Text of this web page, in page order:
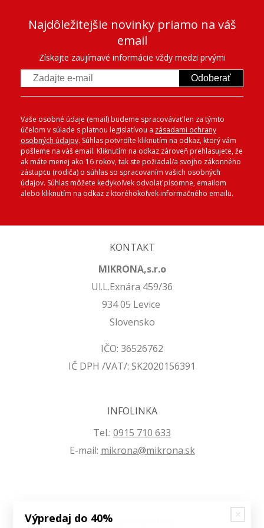
Najdôležitejšie novinky priamo na váš
email
Získajte zaujímavé informácie vždy medzi prvými
Odoberať
Vaše osobné údaje (email) budeme spracovávať len za týmto
účelom v súlade s platnou legislatívou a zásadami ochrany
osobných údajov. Súhlas potvrdíte kliknutím na odkaz, ktorý vám
pošleme na váš email. Kliknutím na odkaz zároveň prehlasujete, že
ak máte menej ako 16 rokov, tak ste požiadal/a svojho zákonného
zástupcu (rodiča) o súhlas so spracovaním vašich osobných
údajov. Súhlas môžete kedykoľvek odvolať písomne, emailom
alebo kliknutím na odkaz z ktoréhokoľvek informačného emailu.
KONTAKT
MIKRONA,s.r.o
Ul.L.Exnára 459/36
934 05 Levice
Slovensko
IČO: 36526762
IČ DPH /VAT/: SK2020156391
INFOLINKA
Tel.: 0915 710 633
E-mail: mikrona@mikrona.sk
VŠETKO O NÁKUPE
Výpredaj do 40%